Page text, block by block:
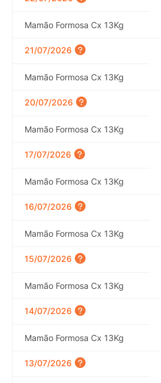
Mamão Formosa Cx 13Kg
21/07/2026
Mamão Formosa Cx 13Kg
20/07/2026
Mamão Formosa Cx 13Kg
17/07/2026
Mamão Formosa Cx 13Kg
16/07/2026
Mamão Formosa Cx 13Kg
15/07/2026
Mamão Formosa Cx 13Kg
14/07/2026
Mamão Formosa Cx 13Kg
13/07/2026